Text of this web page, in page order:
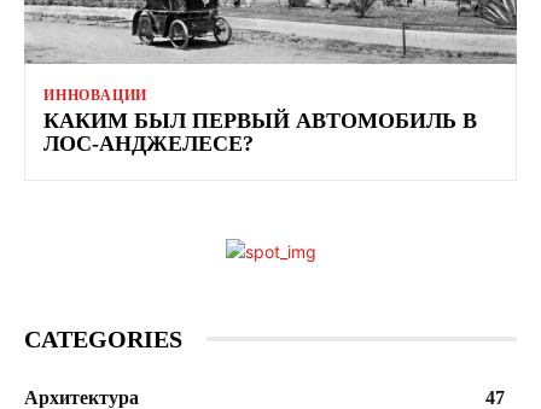
ИННОВАЦИИ
КАКИМ БЫЛ ПЕРВЫЙ АВТОМОБИЛЬ В
ЛОС-АНДЖЕЛЕСЕ?
CATEGORIES
Архитектура
47